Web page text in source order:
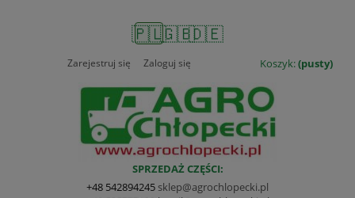
🇵🇱🇬🇧🇩🇪
Koszyk:(pusty)
Zarejestruj się Zaloguj się
SPRZEDAŻ CZĘŚCI:
+48 542894245 sklep@agrochlopecki.pl